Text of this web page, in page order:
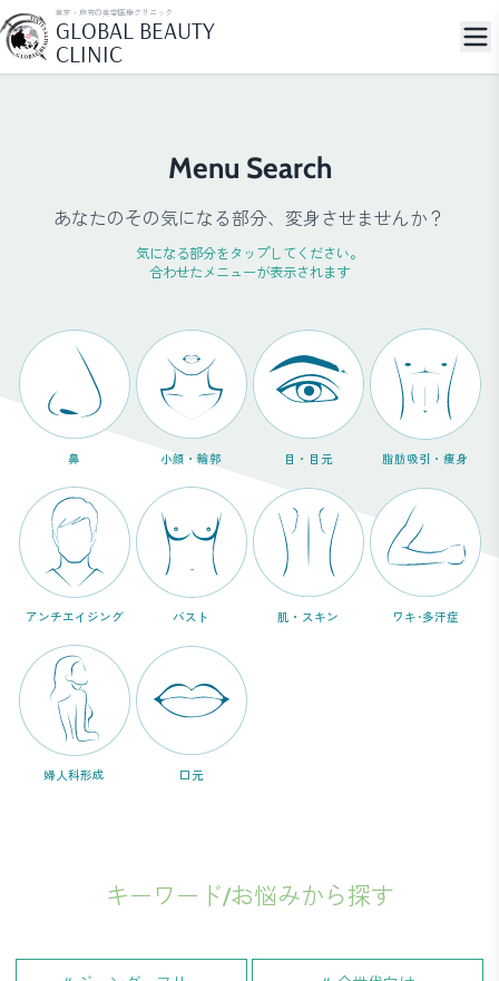
東京・麻布の美容医療クリニック
GLOBAL BEAUTY
CLINIC
Menu Search
あなたのその気になる部分、変身させませんか？
気になる部分をタップしてください。
合わせたメニューが表示されます
鼻 小顔・輪郭 目・目元 脂肪吸引・痩身
アンチエイジング バスト 肌・スキン ワキ･多汗症
婦人科形成 口元
キーワード/お悩みから探す